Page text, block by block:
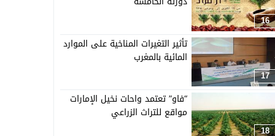
16
17
تأثير التغيرات المناخية على الموارد
المائية بالمغرب
18
“فاو” تعتمد واحات نخيل الإمارات
مواقع للتراث الزراعي